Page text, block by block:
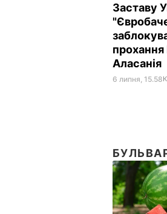
Заставу
прохання
Аласанія
6 липня, 15.58